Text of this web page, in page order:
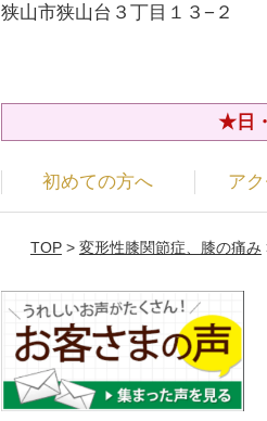
狭山市狭山台３丁目１３−２
★日
初めての方へ ア
TOP> 変形性膝関節症、膝の痛み